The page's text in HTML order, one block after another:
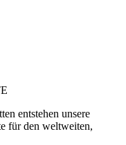
entstehen unsere
für den weltweiten,